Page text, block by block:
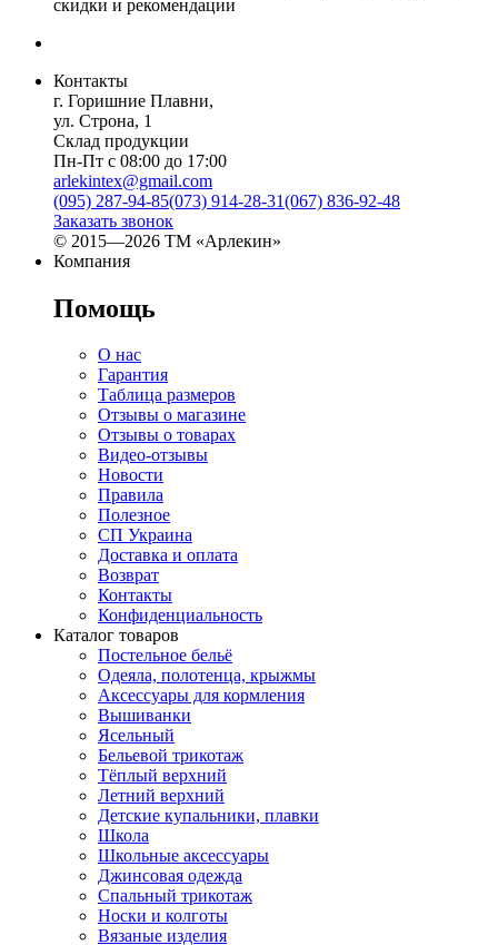
скидки и рекомендации
Контакты
г. Горишние Плавни,
ул. Строна, 1
Склад продукции
Пн-Пт с 08:00 до 17:00
arlekintex@gmail.com
(095) 287-94-85(073) 914-28-31(067) 836-92-48
Заказать звонок
© 2015—2026 ТМ «Арлекин»
Компания
Помощь
О нас
Гарантия
Таблица размеров
Отзывы о магазине
Отзывы о товарах
Видео-отзывы
Новости
Правила
Полезное
СП Украина
Доставка и оплата
Возврат
Контакты
Конфиденциальность
Каталог товаров
Постельное бельё
Одеяла, полотенца, крыжмы
Аксессуары для кормления
Вышиванки
Ясельный
Бельевой трикотаж
Тёплый верхний
Летний верхний
Детские купальники, плавки
Школа
Школьные аксессуары
Джинсовая одежда
Спальный трикотаж
Носки и колготы
Вязаные изделия